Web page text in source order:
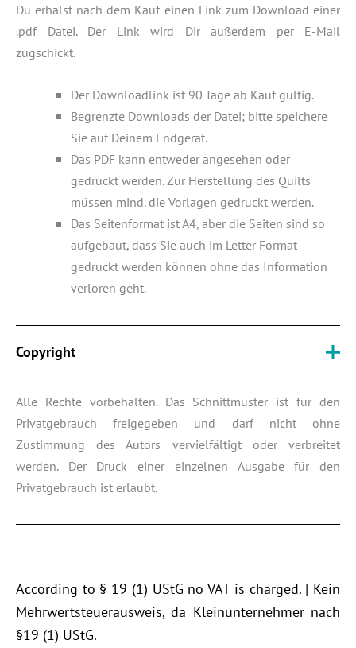
Du erhälst nach dem Kauf einen Link zum Download einer
.pdf Datei. Der Link wird Dir außerdem per E-Mail
zugschickt.
Der Downloadlink ist 90 Tage ab Kauf gültig.
Begrenzte Downloads der Datei; bitte speichere
Sie auf Deinem Endgerät.
Das PDF kann entweder angesehen oder
gedruckt werden. Zur Herstellung des Quilts
müssen mind. die Vorlagen gedruckt werden.
Das Seitenformat ist A4, aber die Seiten sind so
aufgebaut, dass Sie auch im Letter Format
gedruckt werden können ohne das Information
verloren geht.
Copyright
Alle Rechte vorbehalten. Das Schnittmuster ist für den
Privatgebrauch freigegeben und darf nicht ohne
Zustimmung des Autors vervielfältigt oder verbreitet
werden. Der Druck einer einzelnen Ausgabe für den
Privatgebrauch ist erlaubt.
According to § 19 (1) UStG no VAT is charged. | Kein
Mehrwertsteuerausweis, da Kleinunternehmer nach
§19 (1) UStG.